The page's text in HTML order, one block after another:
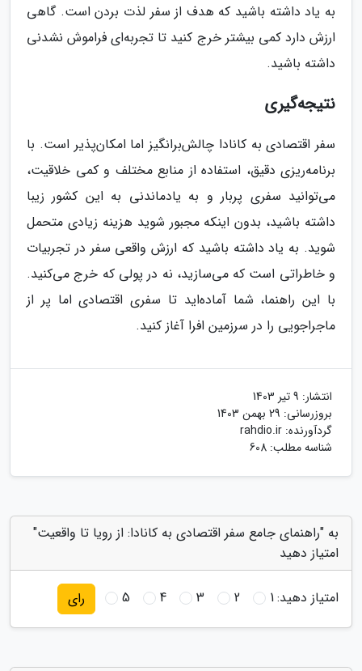
به یاد داشته باشید که هدف از سفر لذت بردن است. گاهی
ارزش دارد کمی بیشتر خرج کنید تا تجربه‌ای فراموش نشدنی
داشته باشید.
نتیجه‌گیری
سفر اقتصادی به کانادا چالش‌برانگیز اما امکان‌پذیر است. با
برنامه‌ریزی دقیق، استفاده از منابع مختلف و کمی خلاقیت،
می‌توانید سفری پربار و به یادماندنی به این کشور زیبا
داشته باشید، بدون اینکه مجبور شوید هزینه زیادی متحمل
شوید. به یاد داشته باشید که ارزش واقعی سفر در تجربیات
و خاطراتی است که می‌سازید، نه در پولی که خرج می‌کنید.
با این راهنما، شما آماده‌اید تا سفری اقتصادی اما پر از
ماجراجویی را در سرزمین افرا آغاز کنید.
انتشار: 9 تیر 1403
بروزرسانی: 29 بهمن 1403
گردآورنده: rahdio.ir
شناسه مطلب: 608
به "راهنمای جامع سفر اقتصادی به کانادا: از رویا تا واقعیت"
امتیاز دهید
امتیاز دهید:1
2
3
4
5 رای